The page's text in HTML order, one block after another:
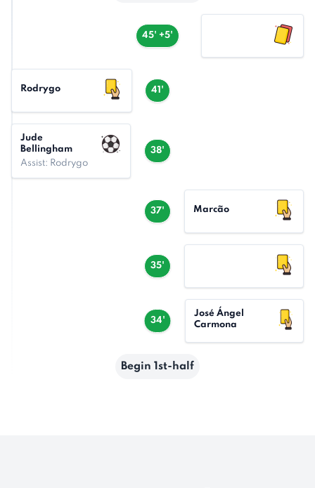
45' +5'
41'
Rodrygo
38'
Jude
Bellingham
Assist: Rodrygo
37' Marcão
35'
34'
José Ángel
Carmona
Begin 1st-half